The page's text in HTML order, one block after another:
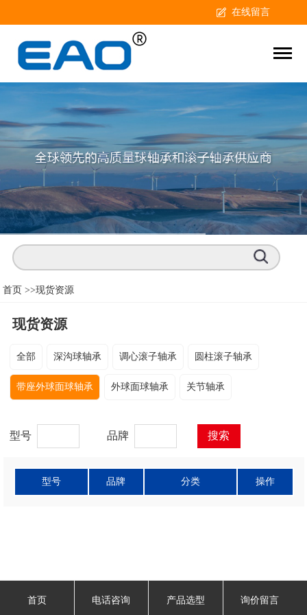
在线留言
首页 >>现货资源
现货资源
全部 深沟球轴承 调心滚子轴承 圆柱滚子轴承
带座外球面球轴承 外球面球轴承 关节轴承
型号 品牌
型号 品牌 分类 操作
首页 电话咨询 产品选型 询价留言